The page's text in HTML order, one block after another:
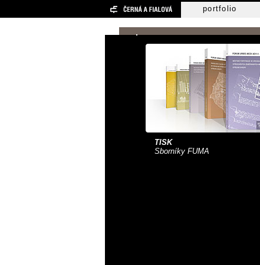
portfolio
TISK
Sborníky FUMA